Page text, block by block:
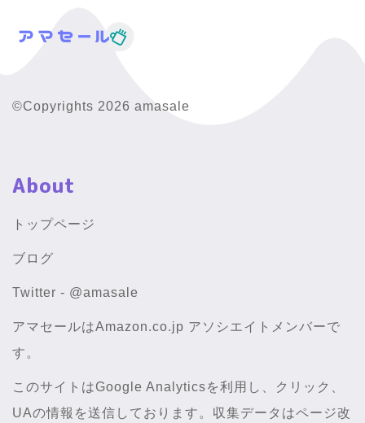
©Copyrights 2026 amasale
About
トップページ
ブログ
Twitter - @amasale
アマセールはAmazon.co.jp アソシエイトメンバーで
す。
このサイトはGoogle Analyticsを利用し、クリック、
UAの情報を送信しております。収集データはページ改